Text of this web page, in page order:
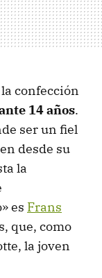
confección
14 años.
ser un fiel
desde su
la
es Frans
que, como
la joven